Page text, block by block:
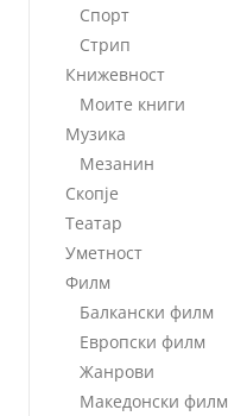
Спорт
Стрип
Книжевност
Моите книги
Музика
Мезанин
Скопје
Театар
Уметност
Филм
Балкански филм
Европски филм
Жанрови
Македонски филм